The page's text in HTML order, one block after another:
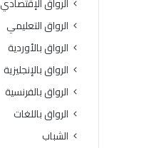
الرواق التعليمي
الرواق بالأوردية
الرواق بالإنجليزية
الرواق بالفرنسية
الرواق باللغات
الشباب